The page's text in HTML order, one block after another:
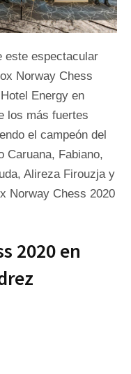
este espectacular
Norway Chess
Energy en
los más fuertes
el campeón del
Caruana, Fabiano,
Alireza Firouzja y
Norway Chess 2020
2020 en